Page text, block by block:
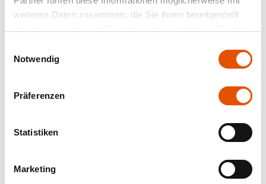
weiteren Daten zusammen, die Sie ihnen bereitgestellt
Notwendig
Präferenzen
Statistiken
Marketing